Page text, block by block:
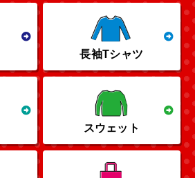
長袖Tシャツ
スウェット